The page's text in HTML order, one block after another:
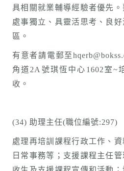
具相關就業輔導經驗者優先。
處事獨立、具靈活思考、良
區。
有意者請電郵至
角道2A號琪恆中心1602室~
收。
(34) 助理主任(職位編號:297)
處理再培訓課程行政工作、
日常事務等；支援課程主任